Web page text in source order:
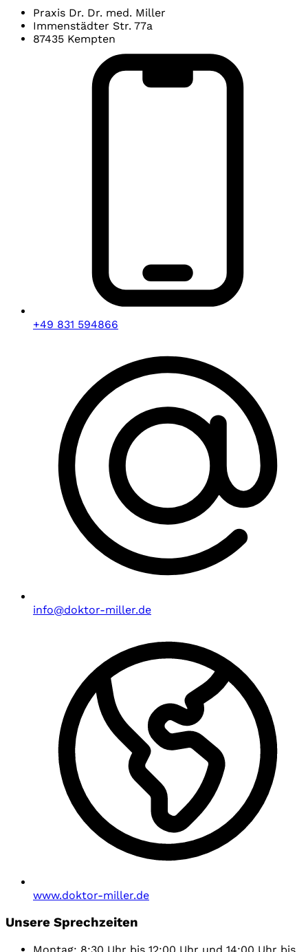
Praxis Dr. Dr. med. Miller
Immenstädter Str. 77a
87435 Kempten
+49 831 594866
info@doktor-miller.de
www.doktor-miller.de
Unsere Sprechzeiten
Montag: 8:30 Uhr bis 12:00 Uhr und 14:00 Uhr bis